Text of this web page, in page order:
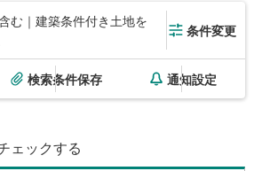
む｜建築条件付き土地を
条件変更
検索条件保存 通知設定
ェックする